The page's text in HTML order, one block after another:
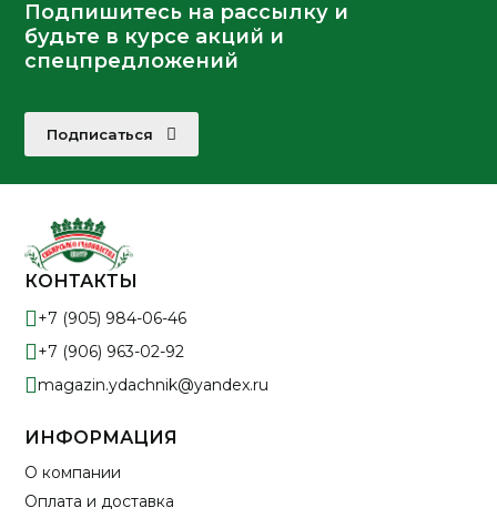
Подпишитесь на рассылку и
будьте в курсе акций и
спецпредложений
Подписаться
КОНТАКТЫ
+7 (905) 984-06-46
+7 (906) 963-02-92
magazin.ydachnik@yandex.ru
ИНФОРМАЦИЯ
О компании
Оплата и доставка